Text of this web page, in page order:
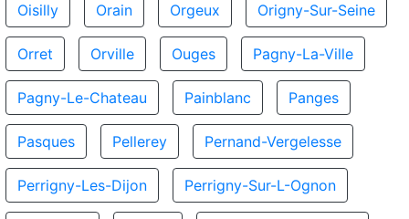
Oisilly Orain Orgeux Origny-Sur-Seine
Orret Orville Ouges Pagny-La-Ville
Pagny-Le-Chateau Painblanc Panges
Pasques Pellerey Pernand-Vergelesse
Perrigny-Les-Dijon Perrigny-Sur-L-Ognon